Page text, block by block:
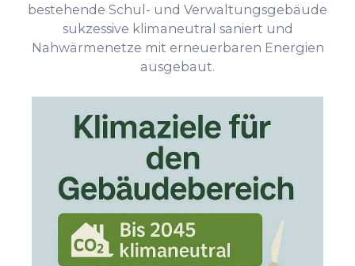
bestehende Schul- und Verwaltungsgebäude
sukzessive klimaneutral saniert und
Nahwärmenetze mit erneuerbaren Energien
ausgebaut.